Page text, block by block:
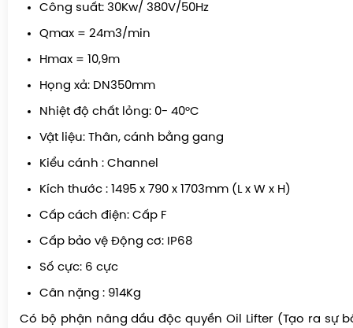
Công suất: 30Kw/ 380V/50Hz
Qmax = 24m3/min
Hmax = 10,9m
Họng xả: DN350mm
Nhiệt độ chất lỏng: 0- 40°C
Vật liệu: Thân, cánh bằng gang
Kiểu cánh : Channel
Kích thước : 1495 x 790 x 1703mm (L x W x H)
Cấp cách điện: Cấp F
Cấp bảo vệ Động cơ: IP68
Số cực: 6 cực
Cân nặng : 914Kg
Có bộ phận nâng dầu độc quyền Oil Lifter (Tạo ra sự